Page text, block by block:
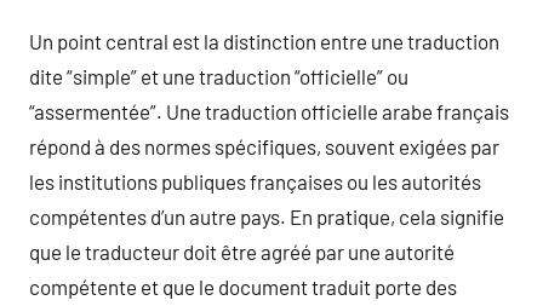
Un point central est la distinction entre une traduction
dite “simple” et une traduction “officielle” ou
“assermentée”. Une traduction officielle arabe français
répond à des normes spécifiques, souvent exigées par
les institutions publiques françaises ou les autorités
compétentes d’un autre pays. En pratique, cela signifie
que le traducteur doit être agréé par une autorité
compétente et que le document traduit porte des